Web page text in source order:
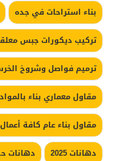
بناء استراحات في جده
تركيب ديكورات جبس
ترميم فواصل وشروخ
مقاول معماري بناء
مقاول بناء عام كافة أعمال
دهانات 2025
دهانات